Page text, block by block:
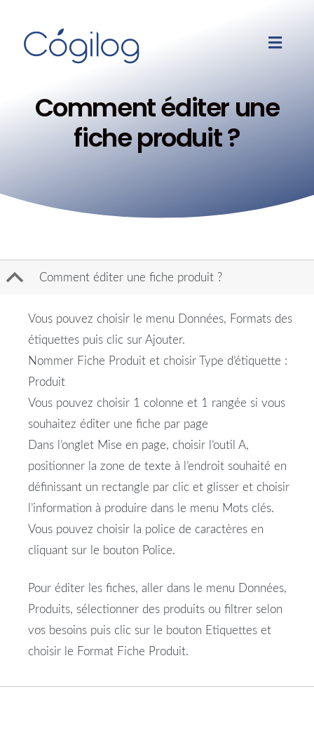
Comment éditer une
fiche produit ?
B Comment éditer une fiche produit ?
Vous pouvez choisir le menu Données, Formats des
étiquettes puis clic sur Ajouter.
Nommer Fiche Produit et choisir Type d’étiquette :
Produit
Vous pouvez choisir 1 colonne et 1 rangée si vous
souhaitez éditer une fiche par page
Dans l’onglet Mise en page, choisir l’outil A,
positionner la zone de texte à l’endroit souhaité en
définissant un rectangle par clic et glisser et choisir
l’information à produire dans le menu Mots clés.
Vous pouvez choisir la police de caractères en
cliquant sur le bouton Police.
Pour éditer les fiches, aller dans le menu Données,
Produits, sélectionner des produits ou filtrer selon
vos besoins puis clic sur le bouton Etiquettes et
choisir le Format Fiche Produit.